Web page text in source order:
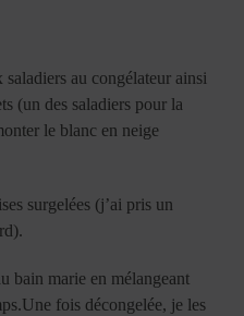
saladiers au congélateur ainsi
(un des saladiers pour la
le blanc en neige
surgelées (j’ai pris un
bain marie en mélangeant
fois décongelée, je les